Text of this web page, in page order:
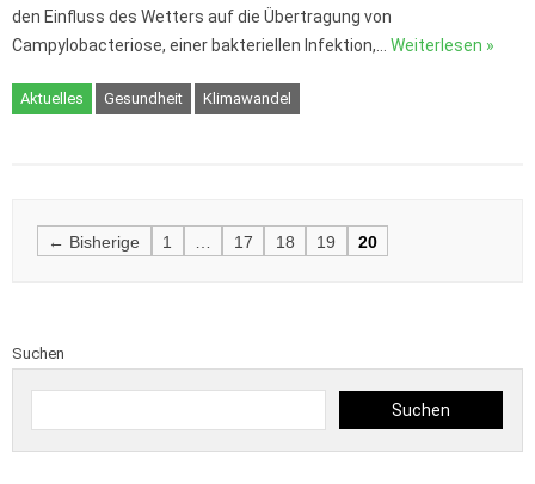
den Einfluss des Wetters auf die Übertragung von
Campylobacteriose, einer bakteriellen Infektion,… Weiterlesen »
Aktuelles Gesundheit Klimawandel
Posts
← Bisherige 1 17 18 19 20
Suchen
Suchen